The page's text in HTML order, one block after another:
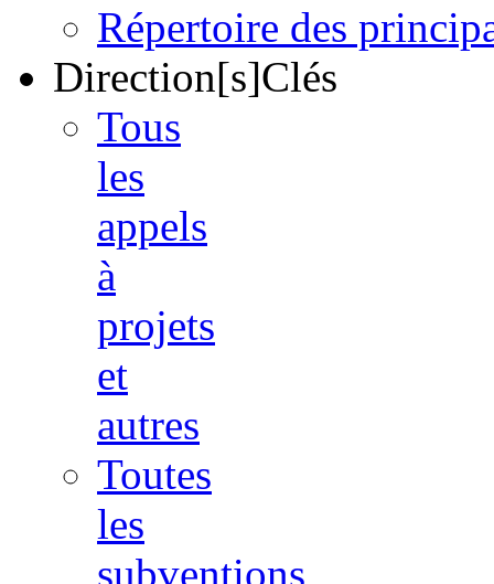
Répertoire des
Direction[s]Clés
Tous
les
appels
à
projets
et
autres
Toutes
les
subventions